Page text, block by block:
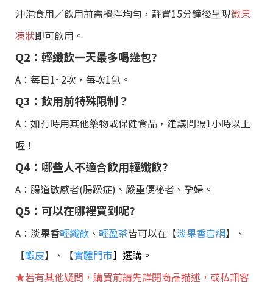
沖泡食用／飲用前需攪拌均勻，靜置15分鐘後呈現微果
凍狀即可飲用。
Q2：輕纖飲一天最多喝幾包?
A：每日1~2次，每次1包。
Q3：飲用前特殊限制？
A：如有時用其他藥物或保健食品，建議間隔1小時以上
喔！
Q4：哪些人不適合飲用輕纖飲?
A：腸道敏感者(腸躁症)、嚴重便祕者、孕婦。
Q5：可以在哪裡買到呢?
A：淡果香輕纖飲 、 輕盈茶皆可以在【淡果香官網】、
【蝦皮】、【實體門市】 選購。
★若有其他疑問，購買前請先詳閱商品描述，或私訊客